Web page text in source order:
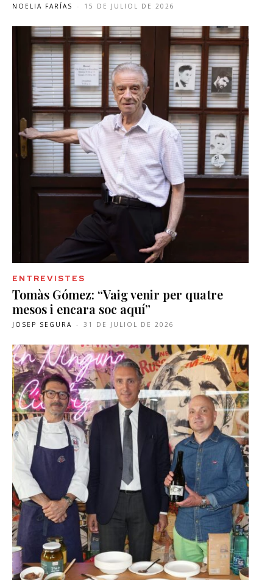
NOELIA FARÍAS - 15 DE JULIOL DE 2026
ENTREVISTES
Tomàs Gómez: “Vaig venir per quatre
mesos i encara soc aquí”
JOSEP SEGURA - 31 DE JULIOL DE 2026